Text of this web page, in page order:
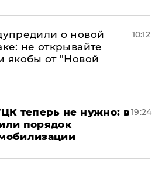
о новой
не открывайте
якобы от "Новой
10:12
теперь не нужно: в
порядок
19:24